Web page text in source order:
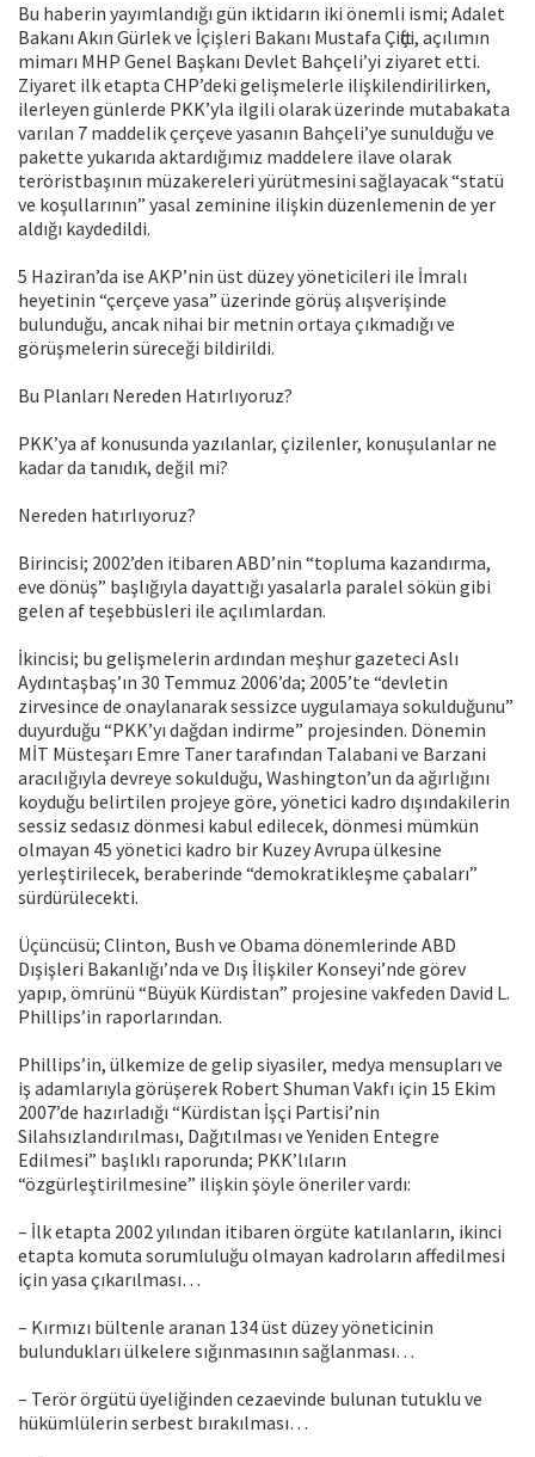
Bu haberin yayımlandığı gün iktidarın iki önemli ismi; Adalet
Bakanı Akın Gürlek ve İçişleri Bakanı Mustafa Çiftçi, açılımın
mimarı MHP Genel Başkanı Devlet Bahçeli’yi ziyaret etti.
Ziyaret ilk etapta CHP’deki gelişmelerle ilişkilendirilirken,
ilerleyen günlerde PKK’yla ilgili olarak üzerinde mutabakata
varılan 7 maddelik çerçeve yasanın Bahçeli’ye sunulduğu ve
pakette yukarıda aktardığımız maddelere ilave olarak
teröristbaşının müzakereleri yürütmesini sağlayacak “statü
ve koşullarının” yasal zeminine ilişkin düzenlemenin de yer
aldığı kaydedildi.
5 Haziran’da ise AKP’nin üst düzey yöneticileri ile İmralı
heyetinin “çerçeve yasa” üzerinde görüş alışverişinde
bulunduğu, ancak nihai bir metnin ortaya çıkmadığı ve
görüşmelerin süreceği bildirildi.
Bu Planları Nereden Hatırlıyoruz?
PKK’ya af konusunda yazılanlar, çizilenler, konuşulanlar ne
kadar da tanıdık, değil mi?
Nereden hatırlıyoruz?
Birincisi; 2002’den itibaren ABD’nin “topluma kazandırma,
eve dönüş” başlığıyla dayattığı yasalarla paralel sökün gibi
gelen af teşebbüsleri ile açılımlardan.
İkincisi; bu gelişmelerin ardından meşhur gazeteci Aslı
Aydıntaşbaş’ın 30 Temmuz 2006’da; 2005’te “devletin
zirvesince de onaylanarak sessizce uygulamaya sokulduğunu”
duyurduğu “PKK’yı dağdan indirme” projesinden. Dönemin
MİT Müsteşarı Emre Taner tarafından Talabani ve Barzani
aracılığıyla devreye sokulduğu, Washington’un da ağırlığını
koyduğu belirtilen projeye göre, yönetici kadro dışındakilerin
sessiz sedasız dönmesi kabul edilecek, dönmesi mümkün
olmayan 45 yönetici kadro bir Kuzey Avrupa ülkesine
yerleştirilecek, beraberinde “demokratikleşme çabaları”
sürdürülecekti.
Üçüncüsü; Clinton, Bush ve Obama dönemlerinde ABD
Dışişleri Bakanlığı’nda ve Dış İlişkiler Konseyi’nde görev
yapıp, ömrünü “Büyük Kürdistan” projesine vakfeden David L.
Phillips’in raporlarından.
Phillips’in, ülkemize de gelip siyasiler, medya mensupları ve
iş adamlarıyla görüşerek Robert Shuman Vakfı için 15 Ekim
2007’de hazırladığı “Kürdistan İşçi Partisi’nin
Silahsızlandırılması, Dağıtılması ve Yeniden Entegre
Edilmesi” başlıklı raporunda; PKK’lıların
“özgürleştirilmesine” ilişkin şöyle öneriler vardı:
– İlk etapta 2002 yılından itibaren örgüte katılanların, ikinci
etapta komuta sorumluluğu olmayan kadroların affedilmesi
için yasa çıkarılması…
– Kırmızı bültenle aranan 134 üst düzey yöneticinin
bulundukları ülkelere sığınmasının sağlanması…
– Terör örgütü üyeliğinden cezaevinde bulunan tutuklu ve
hükümlülerin serbest bırakılması…